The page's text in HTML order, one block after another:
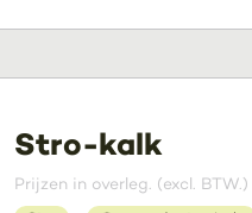
Stro-kalk
Prijzen in overleg. (excl. BTW.)